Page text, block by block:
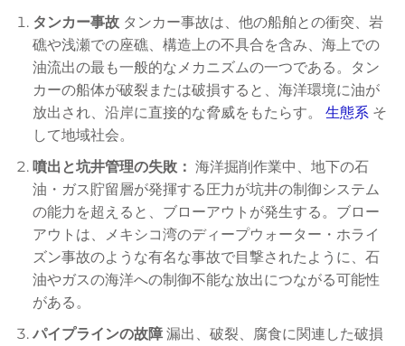
タンカー事故タンカー事故は、他の船舶との衝突、岩
礁や浅瀬での座礁、構造上の不具合を含み、海上での
油流出の最も一般的なメカニズムの一つである。タン
カーの船体が破裂または破損すると、海洋環境に油が
放出され、沿岸に直接的な脅威をもたらす。 生態系そ
して地域社会。
噴出と坑井管理の失敗： 海洋掘削作業中、地下の石
油・ガス貯留層が発揮する圧力が坑井の制御システム
の能力を超えると、ブローアウトが発生する。ブロー
アウトは、メキシコ湾のディープウォーター・ホライ
ズン事故のような有名な事故で目撃されたように、石
油やガスの海洋への制御不能な放出につながる可能性
がある。
パイプラインの故障漏出、破裂、腐食に関連した破損